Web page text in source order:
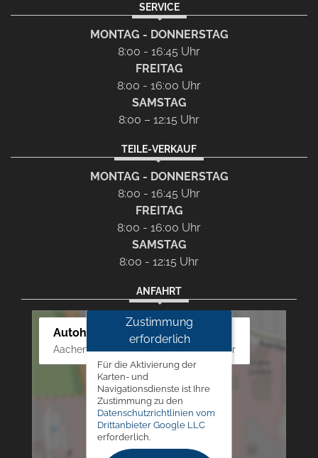
SERVICE
MONTAG - DONNERSTAG
8:00 - 16:45 Uhr
FREITAG
8:00 - 16:00 Uhr
SAMSTAG
8:00 – 12:15 Uhr
TEILE-VERKAUF
MONTAG - DONNERSTAG
8:00 - 16:45 Uhr
FREITAG
8:00 - 16:00 Uhr
SAMSTAG
8:00 - 12:15 Uhr
ANFAHRT
Autohaus Westphal
Aachener Str. 84 - 88, 52249 Eschweiler
Zustimmung
erforderlich
Für die Aktivierung der
Karten- und
Navigationsdienste ist Ihre
Zustimmung zu den
Datenschutzrichtlinien vom
Drittanbieter Google LLC
erforderlich.